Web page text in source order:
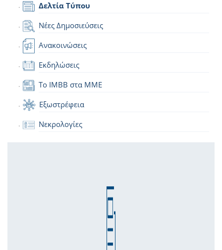
Δελτία Τύπου
Νέες Δημοσιεύσεις
Ανακοινώσεις
Εκδηλώσεις
Το IMBB στα ΜΜΕ
Εξωστρέφεια
Νεκρολογίες